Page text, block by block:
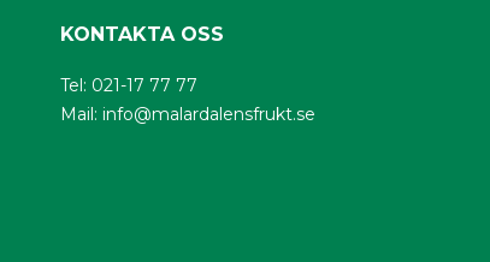
KONTAKTA OSS
Tel: 021-17 77 77
Mail: info@malardalensfrukt.se